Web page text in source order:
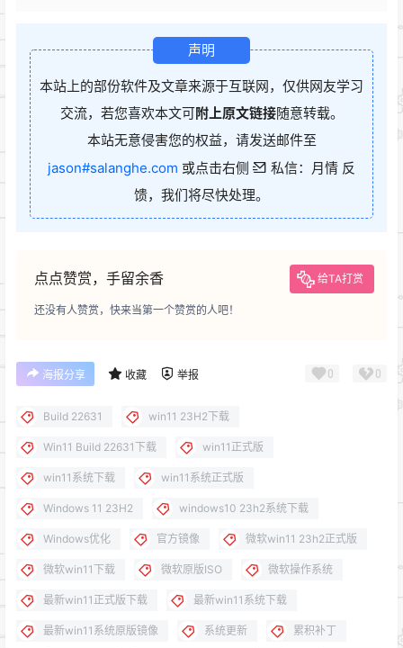
声明
本站上的部份软件及文章来源于互联网，仅供网友学习
交流，若您喜欢本文可附上原文链接随意转载。
本站无意侵害您的权益，请发送邮件至
jason#salanghe.com 或点击右侧
私信：月情 反
馈，我们将尽快处理。
点点赞赏，手留余香 给TA打赏
还没有人赞赏，快来当第一个赞赏的人吧！
海报分享 收藏 举报 0 0
Build 22631 win11 23H2下载
Win11 Build 22631下载 win11正式版
win11系统下载 win11系统正式版
Windows 11 23H2 windows10 23h2系统下载
Windows优化 官方镜像 微软win11 23h2正式版
微软win11下载 微软原版ISO 微软操作系统
最新win11正式版下载 最新win11系统下载
最新win11系统原版镜像 系统更新 累积补丁